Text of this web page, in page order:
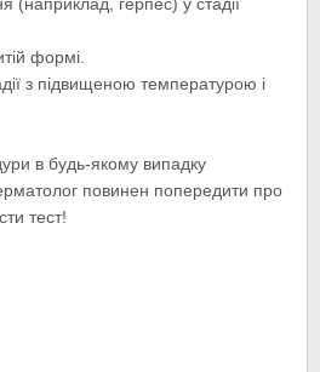
формі.
з підвищеною температурою і
в будь-якому випадку
повинен попередити про
тест!